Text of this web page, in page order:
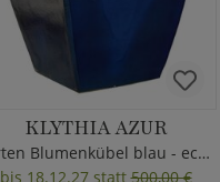
KLYTHIA AZUR
Garten Blumenkübel blau - eckig
bis 18.12.27 statt500,00 €